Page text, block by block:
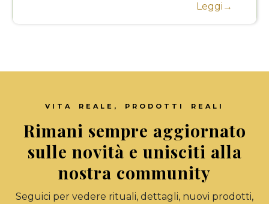
Leggi→
VITA REALE, PRODOTTI REALI
Rimani sempre aggiornato
sulle novità e unisciti alla
nostra community
Seguici per vedere rituali, dettagli, nuovi prodotti,